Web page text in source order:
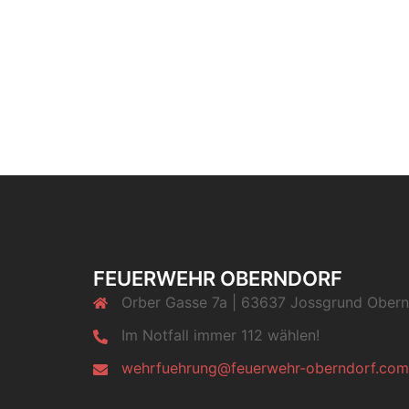
FEUERWEHR OBERNDORF
Orber Gasse 7a | 63637 Jossgrund
Im Notfall immer 112 wählen!
wehrfuehrung@feuerwehr-oberndorf.com